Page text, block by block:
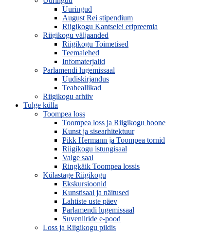
Uuringud
August Rei stipendium
Riigikogu Kantselei eripreemia
Riigikogu väljaanded
Riigikogu Toimetised
Teemalehed
Infomaterjalid
Parlamendi lugemissaal
Uudiskirjandus
Teabeallikad
Riigikogu arhiiv
Tulge külla
Toompea loss
Toompea loss ja Riigikogu hoone
Kunst ja sisearhitektuur
Pikk Hermann ja Toompea tornid
Riigikogu istungisaal
Valge saal
Ringkäik Toompea lossis
Külastage Riigikogu
Ekskursioonid
Kunstisaal ja näitused
Lahtiste uste päev
Parlamendi lugemissaal
Suveniiride e-pood
Loss ja Riigikogu pildis